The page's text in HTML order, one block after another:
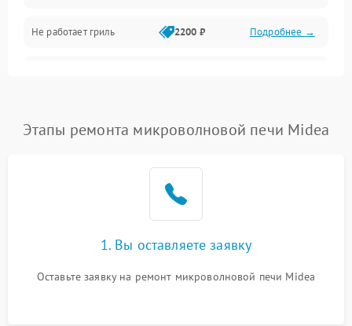
Не работает гриль 2200 ₽ Подробнее →
Подробнее →
2200 ₽
Не работают сенсорные
Этапы ремонта микроволновой печи Midea
1. Вы оставляете заявку
Оставьте заявку на ремонт микроволновой печи Midea